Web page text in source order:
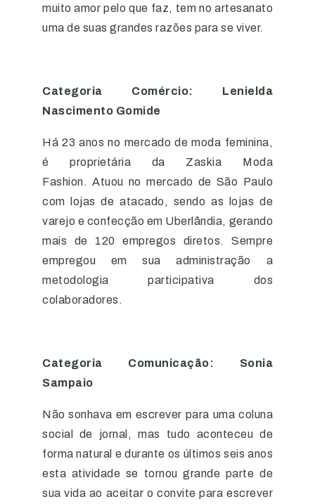
muito amor pelo que faz, tem no artesanato
uma de suas grandes razões para se viver.
Categoria Comércio: Lenielda
Nascimento Gomide
Há 23 anos no mercado de moda feminina,
é proprietária da Zaskia Moda
Fashion. Atuou no mercado de São Paulo
com lojas de atacado, sendo as lojas de
varejo e confecção em Uberlândia, gerando
mais de 120 empregos diretos. Sempre
empregou em sua administração a
metodologia participativa dos
colaboradores.
Categoria Comunicação: Sonia
Sampaio
Não sonhava em escrever para uma coluna
social de jornal, mas tudo aconteceu de
forma natural e durante os últimos seis anos
esta atividade se tornou grande parte de
sua vida ao aceitar o convite para escrever